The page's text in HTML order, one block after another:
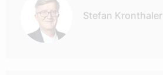
Stefan Kronthaler